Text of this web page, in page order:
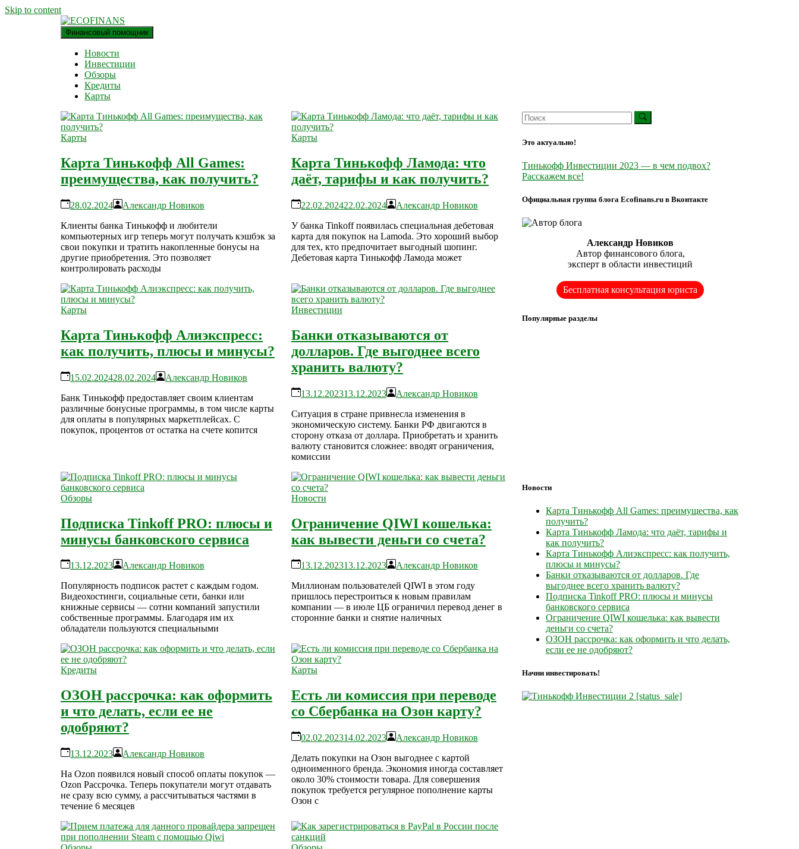
Skip to content
ECOFINANS
финансовый блог
Финансовый помощник
Новости
Инвестиции
Обзоры
Кредиты
Карты
Карты
Карта Тинькофф All Games:
преимущества, как получить?
28.02.2024
Александр Новиков
Клиенты банка Тинькофф и любители
компьютерных игр теперь могут получать кэшбэк за
свои покупки и тратить накопленные бонусы на
другие приобретения. Это позволяет
контролировать расходы
Карты
Карта Тинькофф Ламода: что
даёт, тарифы и как получить?
22.02.202422.02.2024
Александр Новиков
У банка Tinkoff появилась специальная дебетовая
карта для покупок на Lamoda. Это хороший выбор
для тех, кто предпочитает выгодный шопинг.
Дебетовая карта Тинькофф Ламода может
Карты
Карта Тинькофф Алиэкспресс:
как получить, плюсы и минусы?
15.02.202428.02.2024
Александр Новиков
Банк Тинькофф предоставляет своим клиентам
различные бонусные программы, в том числе карты
для оплаты в популярных маркетплейсах. С
покупок, процентов от остатка на счете копится
Инвестиции
Банки отказываются от
долларов. Где выгоднее всего
хранить валюту?
13.12.202313.12.2023
Александр Новиков
Ситуация в стране привнесла изменения в
экономическую систему. Банки РФ двигаются в
сторону отказа от доллара. Приобретать и хранить
валюту становится сложнее: вводят ограничения,
комиссии
Обзоры
Подписка Tinkoff PRO: плюсы и
минусы банковского сервиса
13.12.2023
Александр Новиков
Популярность подписок растет с каждым годом.
Видеохостинги, социальные сети, банки или
книжные сервисы — сотни компаний запустили
собственные программы. Благодаря им их
обладатели пользуются специальными
Новости
Ограничение QIWI кошелька:
как вывести деньги со счета?
13.12.202313.12.2023
Александр Новиков
Миллионам пользователей QIWI в этом году
пришлось перестроиться к новым правилам
компании — в июле ЦБ ограничил перевод денег в
сторонние банки и снятие наличных
Кредиты
ОЗОН рассрочка: как оформить
и что делать, если ее не
одобряют?
13.12.2023
Александр Новиков
На Ozon появился новый способ оплаты покупок —
Ozon Рассрочка. Теперь покупатели могут отдавать
не сразу всю сумму, а рассчитываться частями в
течение 6 месяцев
Карты
Есть ли комиссия при переводе
со Сбербанка на Озон карту?
02.02.202314.02.2023
Александр Новиков
Делать покупки на Озон выгоднее с картой
одноименного бренда. Экономия иногда составляет
около 30% стоимости товара. Для совершения
покупок требуется регулярное пополнение карты
Озон с
Это актуально!
Тинькофф Инвестиции 2023 — в чем подвох?
Расскажем все!
Официальная группа блога Ecofinans.ru в Вконтакте
Александр Новиков
Автор финансового блога,
эксперт в области инвестиций
Бесплатная консультация юриста
Популярные разделы
Новости
Карта Тинькофф All Games: преимущества, как
получить?
Карта Тинькофф Ламода: что даёт, тарифы и
как получить?
Карта Тинькофф Алиэкспресс: как получить,
плюсы и минусы?
Банки отказываются от долларов. Где
выгоднее всего хранить валюту?
Подписка Tinkoff PRO: плюсы и минусы
банковского сервиса
Ограничение QIWI кошелька: как вывести
деньги со счета?
ОЗОН рассрочка: как оформить и что делать,
если ее не одобряют?
Начни инвестировать!